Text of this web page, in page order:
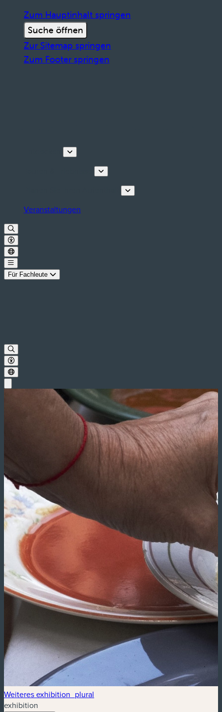
Zum Hauptinhalt springen
Suche öffnen
Zur Sitemap springen
Zum Footer springen
Veranstaltungen
Für Fachleute
Weiteres exhibition_plural
exhibition